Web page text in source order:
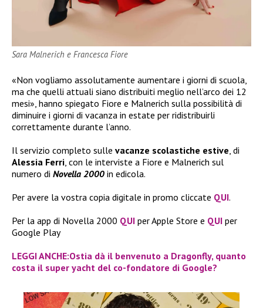
Sara Malnerich e Francesca Fiore
«Non vogliamo assolutamente aumentare i giorni di scuola,
ma che quelli attuali siano distribuiti meglio nell’arco dei 12
mesi», hanno spiegato Fiore e Malnerich sulla possibilità di
diminuire i giorni di vacanza in estate per ridistribuirli
correttamente durante l’anno.
Il servizio completo sulle vacanze scolastiche estive, di
Alessia Ferri, con le interviste a Fiore e Malnerich sul
numero di Novella 2000 in edicola.
Per avere la vostra copia digitale in promo cliccate QUI.
Per la app di Novella 2000 QUI per Apple Store e QUI per
Google Play
LEGGI ANCHE:Ostia dà il benvenuto a Dragonfly, quanto
costa il super yacht del co-fondatore di Google?